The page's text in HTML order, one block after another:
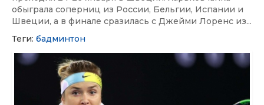
обыграла соперниц из России, Бельгии, Испании и
Швеции, а в финале сразилась с Джейми Лоренс из...
Теги: бадминтон